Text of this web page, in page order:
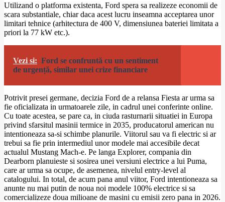
Utilizand o platforma existenta, Ford spera sa realizeze economii de
scara substantiale, chiar daca acest lucru inseamna acceptarea unor
limitari tehnice (arhitectura de 400 V, dimensiunea bateriei limitata a
priori la 77 kW etc.).
Vezi si: Ford se confruntă cu un sentiment
de urgență, similar unei crize financiare
Potrivit presei germane, decizia Ford de a relansa Fiesta ar urma sa
fie oficializata in urmatoarele zile, in cadrul unei conferinte online.
Cu toate acestea, se pare ca, in ciuda rasturnarii situatiei in Europa
privind sfarsitul masinii termice in 2035, producatorul american nu
intentioneaza sa-si schimbe planurile. Viitorul sau va fi electric si ar
trebui sa fie prin intermediul unor modele mai accesibile decat
actualul Mustang Mach-e. Pe langa Explorer, compania din
Dearborn planuieste si sosirea unei versiuni electrice a lui Puma,
care ar urma sa ocupe, de asemenea, nivelul entry-level al
catalogului. In total, de acum pana anul viitor, Ford intentioneaza sa
anunte nu mai putin de noua noi modele 100% electrice si sa
comercializeze doua milioane de masini cu emisii zero pana in 2026.